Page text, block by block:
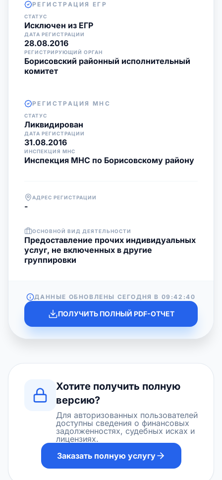
РЕГИСТРАЦИЯ ЕГР
СТАТУС
Исключен из ЕГР
ДАТА РЕГИСТРАЦИИ
28.08.2016
РЕГИСТРИРУЮЩИЙ ОРГАН
Борисовский районный исполнительный
комитет
РЕГИСТРАЦИЯ МНС
СТАТУС
Ликвидирован
ДАТА РЕГИСТРАЦИИ
31.08.2016
ИНСПЕКЦИЯ МНС
Инспекция МНС по Борисовскому району
АДРЕС РЕГИСТРАЦИИ
-
ОСНОВНОЙ ВИД ДЕЯТЕЛЬНОСТИ
Предоставление прочих индивидуальных
услуг, не включенных в другие
группировки
ДАННЫЕ ОБНОВЛЕНЫ СЕГОДНЯ В 09:42:40
ПОЛУЧИТЬ ПОЛНЫЙ PDF-ОТЧЕТ
Хотите получить полную
версию?
Для авторизованных пользователей
доступны сведения о финансовых
задолженностях, судебных исках и
лицензиях.
Заказать полную услугу